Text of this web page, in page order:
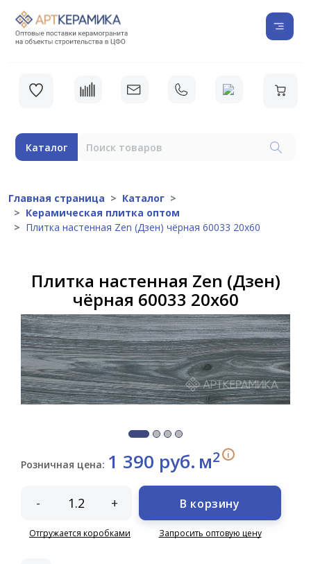
Каталог
Главная страница
Каталог
Керамическая плитка оптом
Плитка настенная Zen (Дзен) чёрная 60033 20х60
Плитка настенная Zen (Дзен)
чёрная 60033 20х60
Розничная цена: 1 390 руб. м2 i
- +
Отгружается коробками
В корзину
Запросить оптовую цену